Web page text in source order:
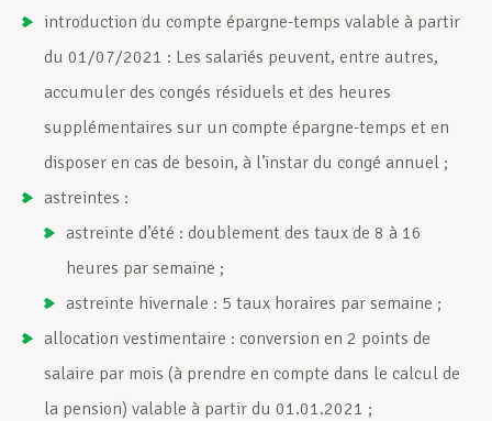
introduction du compte épargne-temps valable à partir
du 01/07/2021 : Les salariés peuvent, entre autres,
accumuler des congés résiduels et des heures
supplémentaires sur un compte épargne-temps et en
disposer en cas de besoin, à l’instar du congé annuel ;
astreintes :
astreinte d’été : doublement des taux de 8 à 16
heures par semaine ;
astreinte hivernale : 5 taux horaires par semaine ;
allocation vestimentaire : conversion en 2 points de
salaire par mois (à prendre en compte dans le calcul de
la pension) valable à partir du 01.01.2021 ;